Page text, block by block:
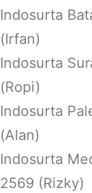
Indosurta
(Irfan)
Indosurta
(Ropi)
Indosurta
(Alan)
Indosurta
2569 (Rizky)